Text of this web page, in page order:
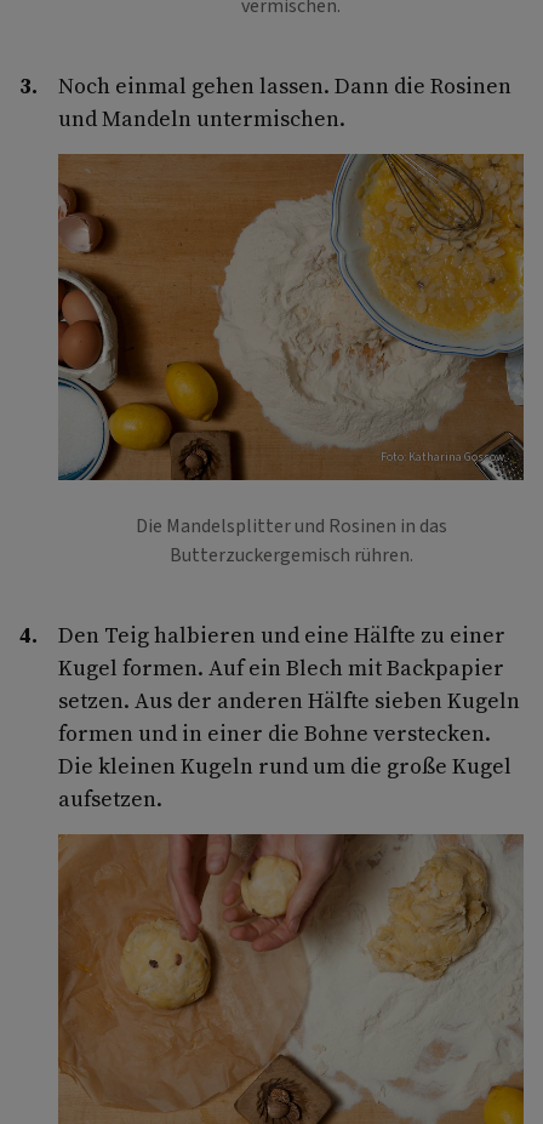
vermischen.
Noch einmal gehen lassen. Dann die Rosinen
und Mandeln untermischen.
Foto: Katharina Gossow
Die Mandelsplitter und Rosinen in das
Butterzuckergemisch rühren.
Den Teig halbieren und eine Hälfte zu einer
Kugel formen. Auf ein Blech mit Backpapier
setzen. Aus der anderen Hälfte sieben Kugeln
formen und in einer die Bohne verstecken.
Die kleinen Kugeln rund um die große Kugel
aufsetzen.